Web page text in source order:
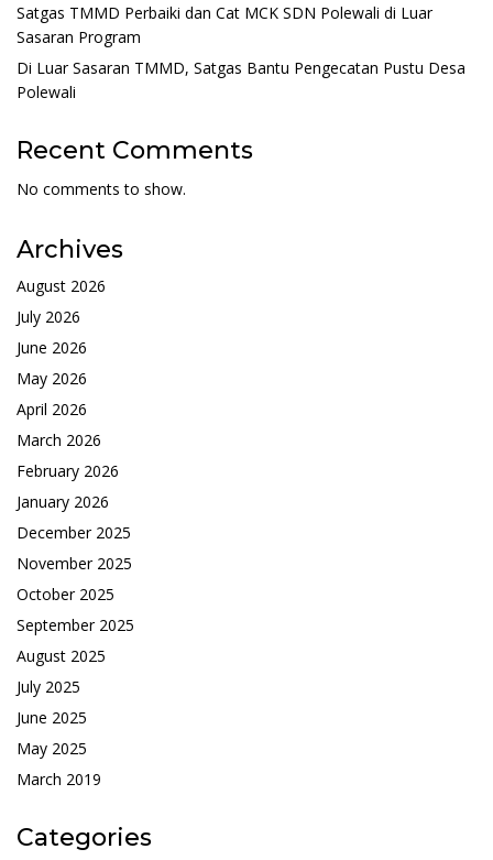
Satgas TMMD Perbaiki dan Cat MCK SDN Polewali di Luar
Sasaran Program
Di Luar Sasaran TMMD, Satgas Bantu Pengecatan Pustu Desa
Polewali
Recent Comments
No comments to show.
Archives
August 2026
July 2026
June 2026
May 2026
April 2026
March 2026
February 2026
January 2026
December 2025
November 2025
October 2025
September 2025
August 2025
July 2025
June 2025
May 2025
March 2019
Categories